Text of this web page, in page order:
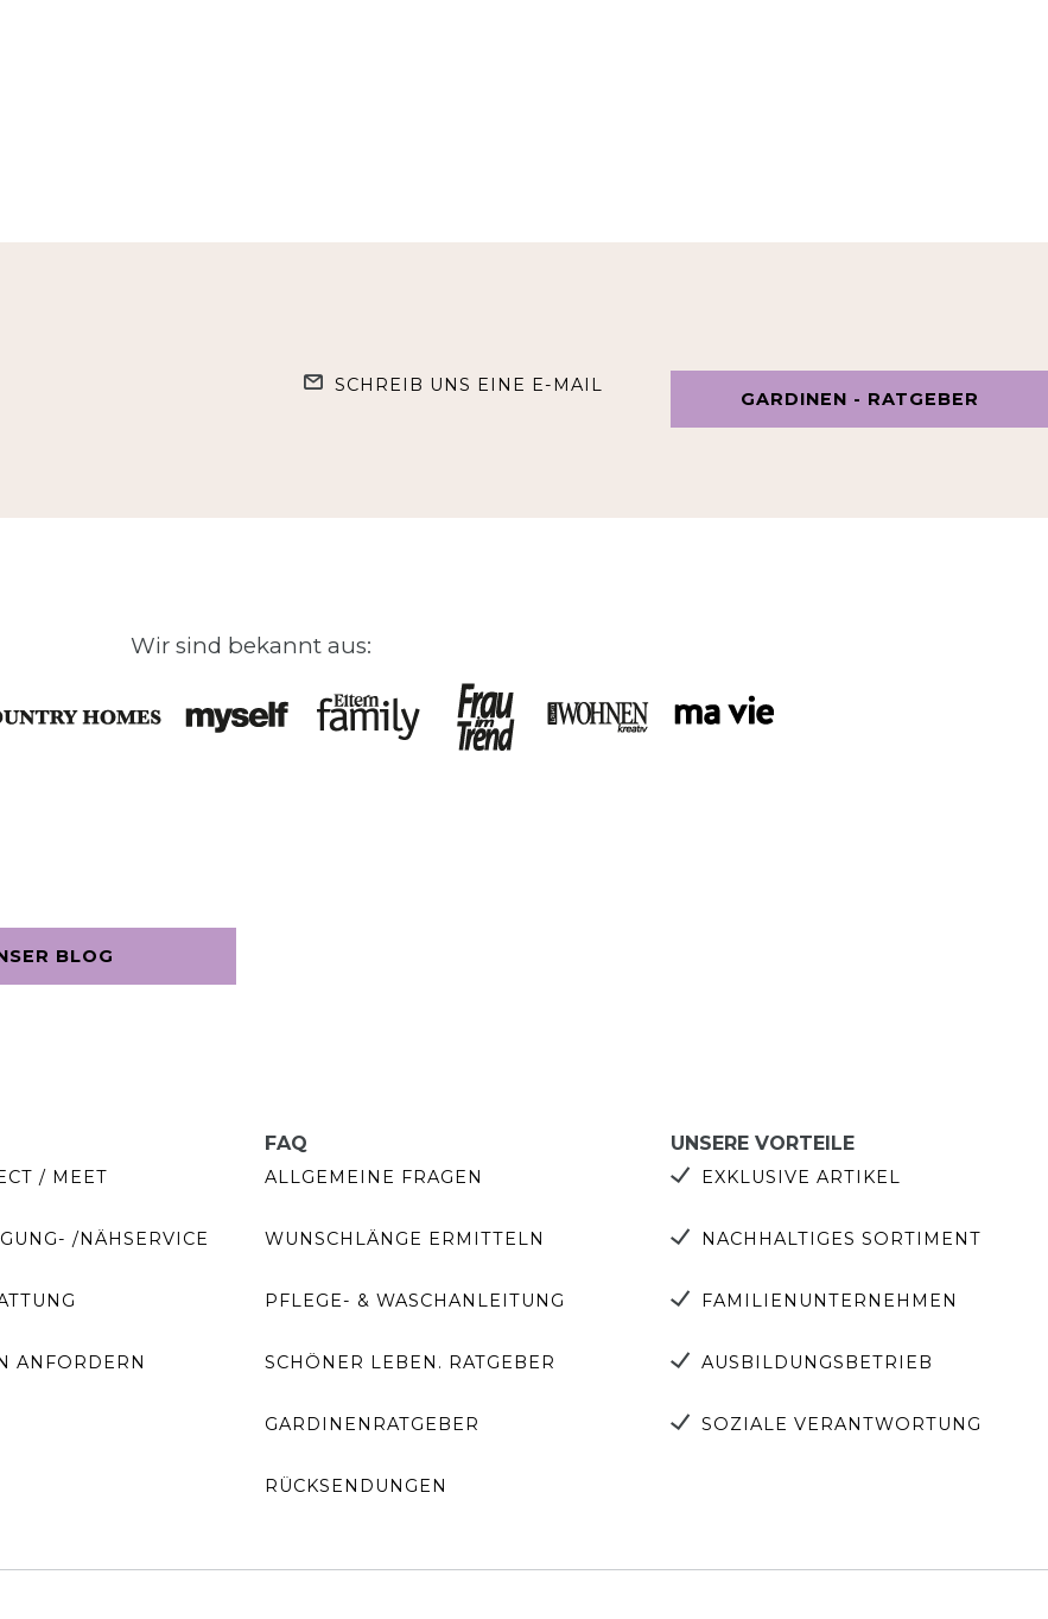
SCHREIB UNS EINE E-MAIL
GARDINEN - RATGEBER
Wir sind bekannt aus:
BLOG
/ MEET
/NÄHSERVICE
ANFORDERN
FAQ
ALLGEMEINE FRAGEN
WUNSCHLÄNGE ERMITTELN
PFLEGE- & WASCHANLEITUNG
SCHÖNER LEBEN. RATGEBER
GARDINENRATGEBER
RÜCKSENDUNGEN
UNSERE VORTEILE
EXKLUSIVE ARTIKEL
NACHHALTIGES SORTIMENT
FAMILIENUNTERNEHMEN
AUSBILDUNGSBETRIEB
SOZIALE VERANTWORTUNG